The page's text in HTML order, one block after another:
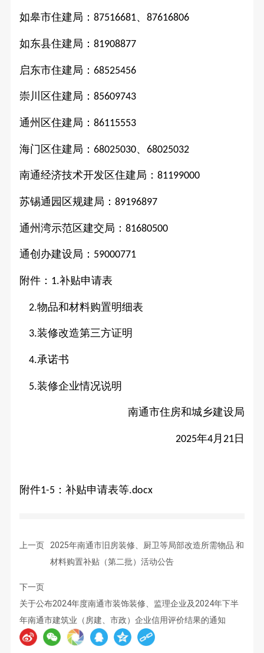
如皋市住建局： 87516681、 87616806
如东县住建局： 81908877
启东市住建局： 68525456
崇川区住建局： 85609743
通州区住建局： 86115553
海门区住建局： 68025030、 68025032
南通经济技术开发区住建局： 81199000
苏锡通园区规建局： 89196897
通州湾示范区建交局： 81680500
通创办建设局： 59000771
附件： 1.补贴申请表
2.物品和材料购置明细表
3.装修改造第三方证明
4.承诺书
5.装修企业情况说明
南通市住房和城乡建设局
2025年4 月 21日
附件1-5 ：补贴申请表等.docx
上一页
2025年南通市旧房装修、厨卫等局部改造所需物品 和
材料购置补贴（第二批）活动公告
下一页
关于公布2024年度南通市装饰装修、监理企业及2024年下半
年南通市建筑业（房建、市政）企业信用评价结果的通知